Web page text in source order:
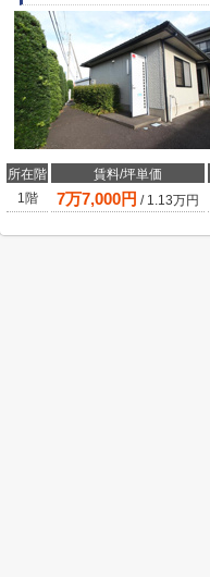
所在階 賃料/坪単価
1階
7万7,000円 / 1.13万円